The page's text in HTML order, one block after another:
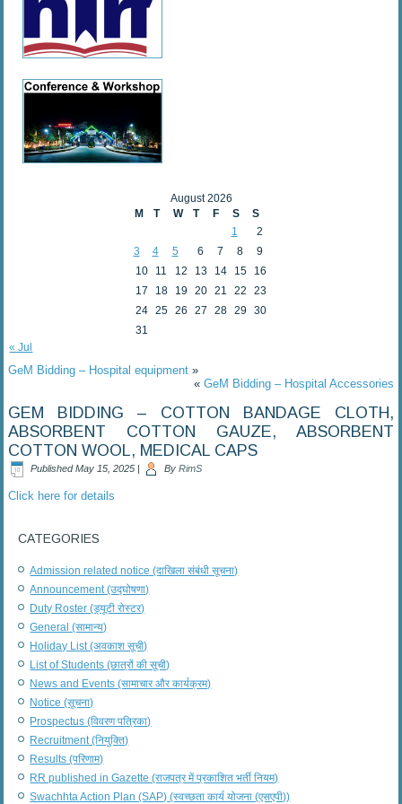
August 2026
M
T W T F S
S
1
2
3
4 5 6 7 8
9
10
11 12 13 14 15
16
17
18 19 20 21 22
23
24 25 26 27 28 29
30
31
« Jul
GeM Bidding – Hospital equipment »
« GeM Bidding – Hospital Accessories
GEM BIDDING – COTTON BANDAGE CLOTH,
ABSORBENT COTTON GAUZE, ABSORBENT
COTTON WOOL, MEDICAL CAPS
Published May 15, 2025 | By RimS
Click here for details
CATEGORIES
Admission related notice (दाखिला संबंधी सूचना)
Announcement (उद्घोषणा)
Duty Roster (ड्यूटी रोस्टर)
General (सामान्य)
Holiday List (अवकाश सूची)
List of Students (छात्रों की सूची)
News and Events (सामाचार और कार्यक्रम)
Notice (सूचना)
Prospectus (विवरण पत्रिका)
Recruitment (नियुक्ति)
Results (परिणाम)
RR published in Gazette (राजपत्र में प्रकाशित भर्ती नियम)
Swachhta Action Plan (SAP) (स्वच्छता कार्य योजना (एसएपी))